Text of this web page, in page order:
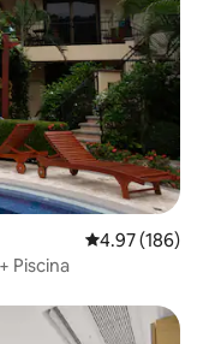
Calificación
4.97 (186)
Piscina